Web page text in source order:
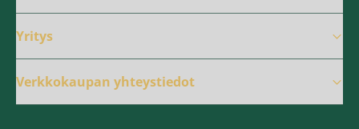
Yritys
Verkkokaupan yhteystiedot